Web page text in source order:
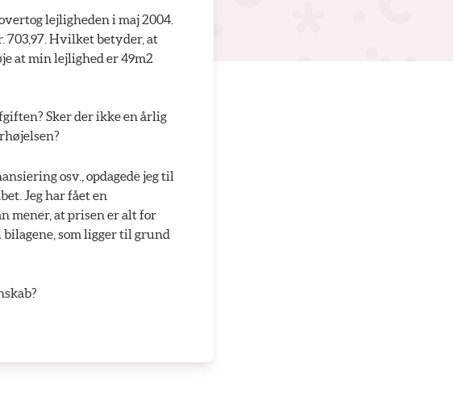
lejligheden i maj 2004.
Hvilket betyder, at
at min lejlighed er 49m2
Sker der ikke en årlig
osv., opdagede jeg til
Jeg har fået en
mener, at prisen er alt for
som ligger til grund